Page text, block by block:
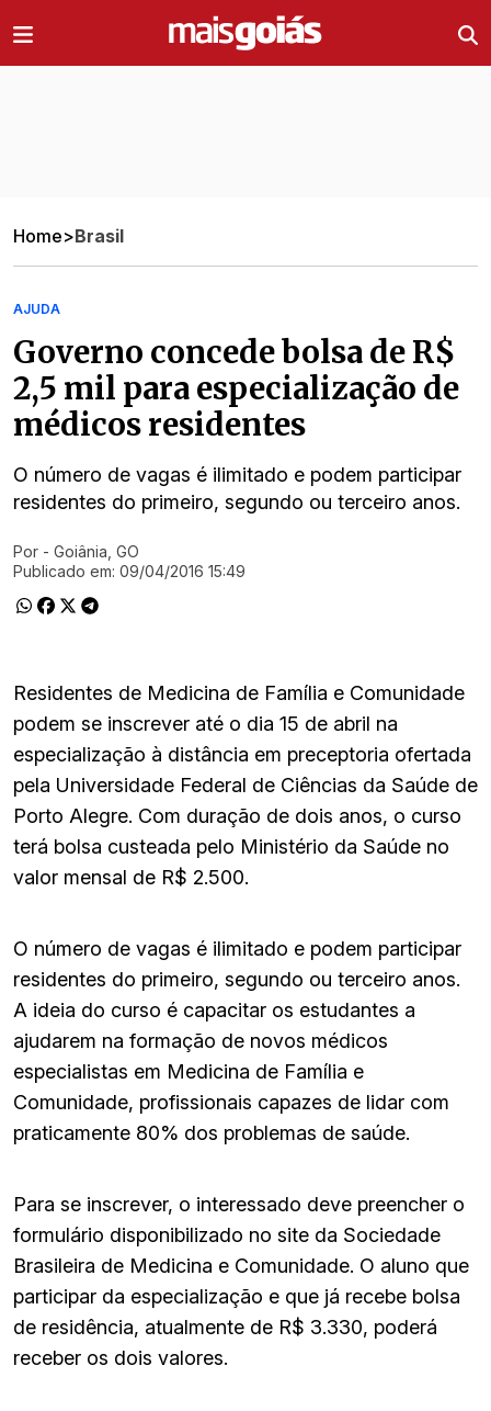
Home>Brasil
AJUDA
Governo concede bolsa de R$
2,5 mil para especialização de
médicos residentes
O número de vagas é ilimitado e podem participar
residentes do primeiro, segundo ou terceiro anos.
Ir direto pra matéria
Por - Goiânia, GO
Publicado em: 09/04/2016 15:49
Residentes de Medicina de Família e Comunidade
podem se inscrever até o dia 15 de abril na
especialização à distância em preceptoria ofertada
pela Universidade Federal de Ciências da Saúde de
Porto Alegre. Com duração de dois anos, o curso
terá bolsa custeada pelo Ministério da Saúde no
valor mensal de R$ 2.500.
O número de vagas é ilimitado e podem participar
residentes do primeiro, segundo ou terceiro anos.
A ideia do curso é capacitar os estudantes a
ajudarem na formação de novos médicos
especialistas em Medicina de Família e
Comunidade, profissionais capazes de lidar com
praticamente 80% dos problemas de saúde.
Para se inscrever, o interessado deve preencher o
formulário disponibilizado no site da Sociedade
Brasileira de Medicina e Comunidade. O aluno que
participar da especialização e que já recebe bolsa
de residência, atualmente de R$ 3.330, poderá
receber os dois valores.